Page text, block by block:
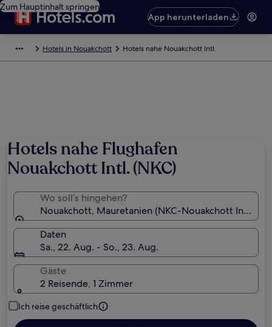
Zum Hauptinhalt springen
App herunterladen
Hotels in Nouakchott Hotels nahe Nouakchott Intl.
Hotels nahe Flughafen
Nouakchott Intl. (NKC)
Wo soll’s hingehen?
Nouakchott, Mauretanien (NKC-Nouakchott Intl.)
Daten
Sa., 22. Aug. - So., 23. Aug.
Gäste
2 Reisende, 1 Zimmer
Ich reise geschäftlich